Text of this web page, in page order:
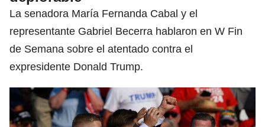
La senadora María Fernanda Cabal y el
representante Gabriel Becerra hablaron en W Fin
de Semana sobre el atentado contra el
expresidente Donald Trump.